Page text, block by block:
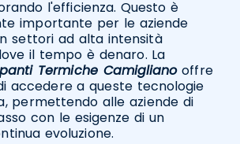
l'efficienza. Questo è
importante per le aziende
settori ad alta intensità
il tempo è denaro. La
Termiche Camiglianooffre
accedere a queste tecnologie
permettendo alle aziende di
con le esigenze di un
evoluzione.